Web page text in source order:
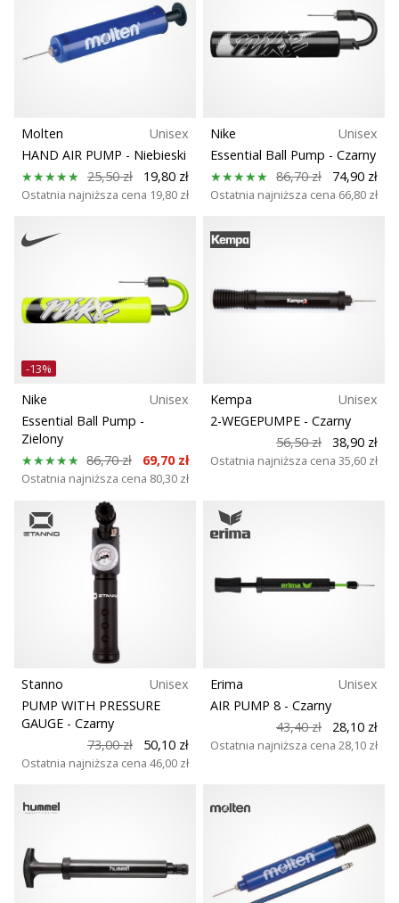
buty
do
Accelerate
NITRO
SQD
5!
innowacje
techniczne
się,
czy
25. 11. 2024
•
2 min. czytanie
Zostań
ambasadorem
Weplayhandball
maniakiem
my?
Dołącz
do
jako
Weplayhandball
Pokaż
Teamsales
Molten
Unisex
HAND AIR PUMP - Niebieski
25,50 zł
19,80 zł
Ostatnia najniższa cena 19,80 zł
Nike
Unisex
Essential Ball Pump - Czarny
86,70 zł
74,90 zł
Ostatnia najniższa cena 66,80 zł
-13%
Nike
Unisex
Essential Ball Pump -
Zielony
86,70 zł
69,70 zł
Ostatnia najniższa cena 80,30 zł
Kempa
Unisex
2-WEGEPUMPE - Czarny
56,50 zł
38,90 zł
Ostatnia najniższa cena 35,60 zł
Stanno
Unisex
PUMP WITH PRESSURE
GAUGE - Czarny
73,00 zł
50,10 zł
Ostatnia najniższa cena 46,00 zł
Erima
Unisex
AIR PUMP 8 - Czarny
43,40 zł
28,10 zł
Ostatnia najniższa cena 28,10 zł